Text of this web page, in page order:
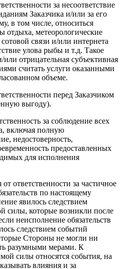
за несоответствие
Заказчика и/или за его
в том числе, относиться
отдыха, метеорологические
связи и/или интернета
улова рыбы и т.д. Такое
отрицательная субъективная
считать услуги оказанными
объеме.
перед Заказчиком
выгоду).
за соблюдение всех
включая полную
недостоверность,
предоставленных
для исполнения
ответственности за частичное
по настоящему
явилось следствием
силы, которые возникли после
неисполнение обязательств
следствием событий
Стороны не могли ни
разумными мерами. К
силы относятся события, на
влияния и за